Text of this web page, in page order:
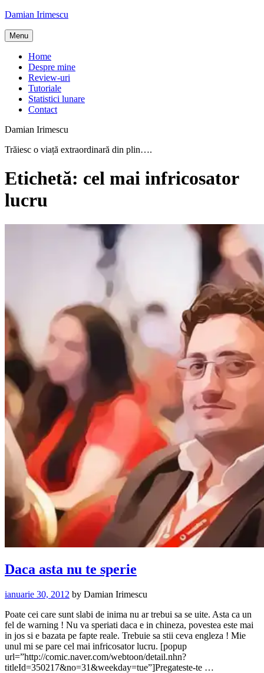
Skip
content
Damian Irimescu
Menu
Home
Despre mine
Review-uri
Tutoriale
Statistici lunare
Contact
Damian Irimescu
Trăiesc o viață extraordinară din plin….
Etichetă: cel mai infricosator
lucru
Daca asta nu te sperie
ianuarie 30, 2012 by Damian Irimescu
Poate cei care sunt slabi de inima nu ar trebui sa se uite. Asta ca un
fel de warning ! Nu va speriati daca e in chineza, povestea este mai
in jos si e bazata pe fapte reale. Trebuie sa stii ceva engleza ! Mie
unul mi se pare cel mai infricosator lucru. [popup
url=”http://comic.naver.com/webtoon/detail.nhn?
titleId=350217&no=31&weekday=tue”]Pregateste-te …